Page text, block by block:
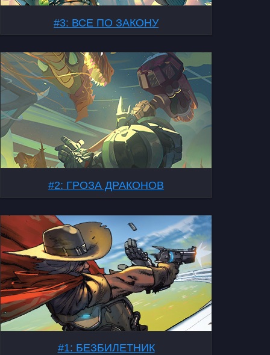
#3: ВСЕ ПО ЗАКОНУ
#2: ГРОЗА ДРАКОНОВ
#1: БЕЗБИЛЕТНИК